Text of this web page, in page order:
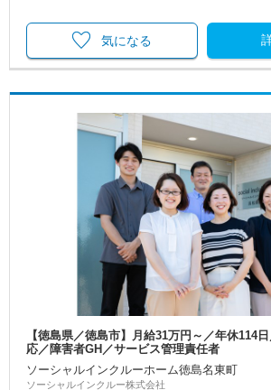
気になる
【徳島県／徳島市】月給31万円～／年休114
応／障害者GH／サービス管理責任者
ソーシャルインクルーホーム徳島名東町
ソーシャルインクルー株式会社